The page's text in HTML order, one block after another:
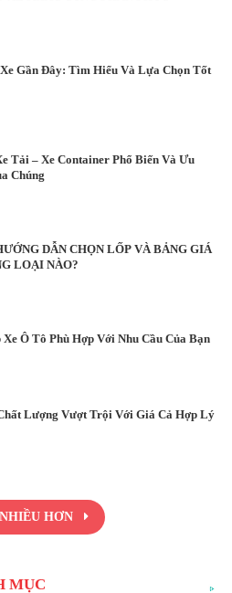
Gần Đây: Tìm Hiểu Và Lựa Chọn Tốt
Tải – Xe Container Phổ Biến Và Ưu
Chúng
DẪN CHỌN LỐP VÀ BẢNG GIÁ
LOẠI NÀO?
Ô Tô Phù Hợp Với Nhu Cầu Của Bạn
Lượng Vượt Trội Với Giá Cả Hợp Lý
HƠN
MỤC